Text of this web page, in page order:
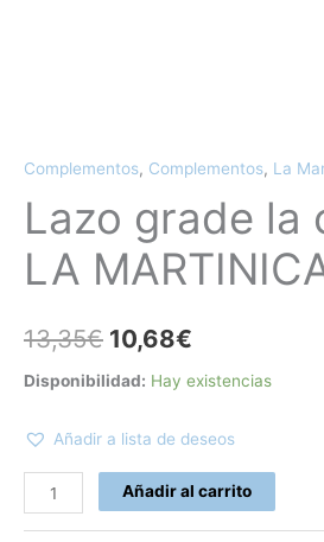
Complementos, Complementos, La
Lazo grade la
LA
13,35€ 10,68€
Disponibilidad: Hay existencias
Añadir a lista de deseos
Añadir al carrito